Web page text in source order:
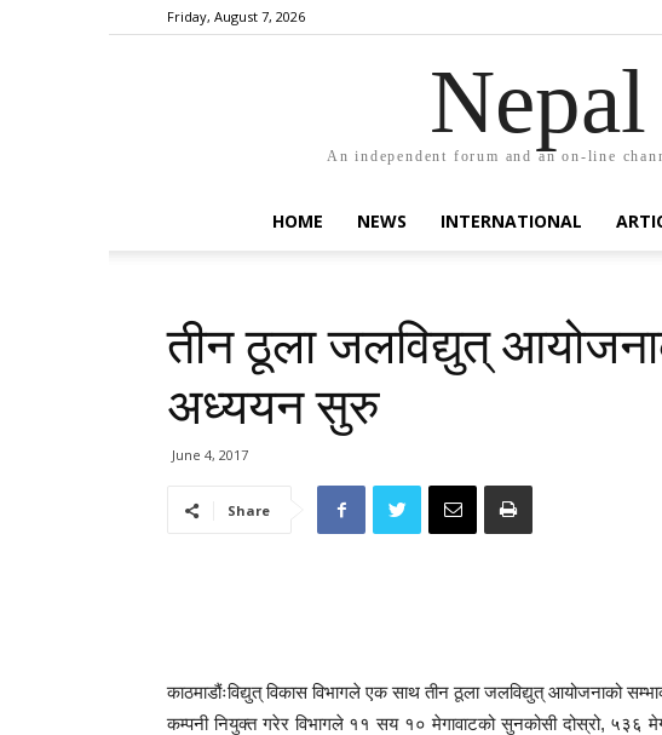
Friday, August 7, 2026
An independent forum and an on-line
HOME NEWS INTERNATIONAL
तीन ठूला जलविद्युत्
अध्ययन सुरु
June 4, 2017
Share
काठमाडौंःविद्युत् विकास विभागले एक साथ तीन ठूला जलविद्युत् आयोजनाको
कम्पनी नियुक्त गरेर विभागले ११ सय १० मेगावाटको सुनकोसी दोस्रो, ५३६